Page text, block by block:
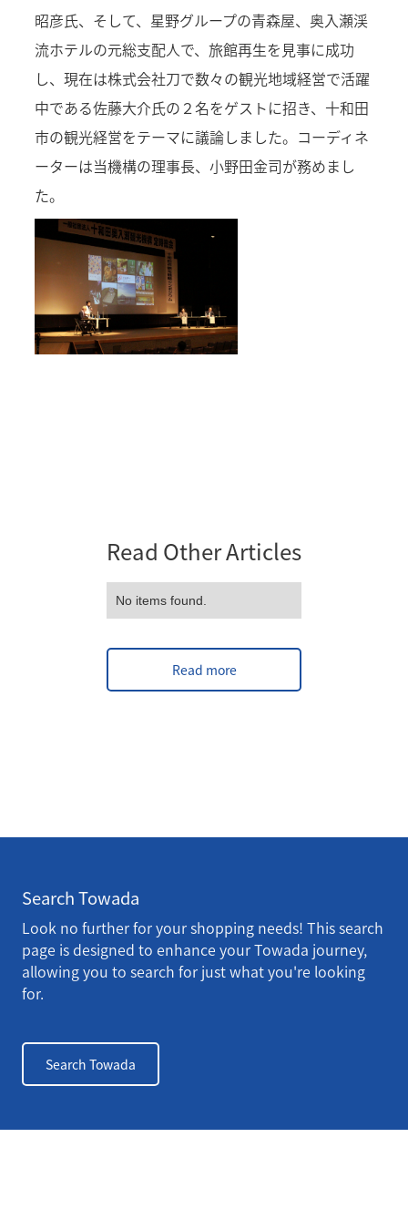
昭彦氏、そして、星野グループの青森屋、奥入瀬渓
流ホテルの元総支配人で、旅館再生を見事に成功
し、現在は株式会社刀で数々の観光地域経営で活躍
中である佐藤大介氏の２名をゲストに招き、十和田
市の観光経営をテーマに議論しました。コーディネ
ーターは当機構の理事長、小野田金司が務めまし
た。
Read Other Articles
No items found.
Read more
Search Towada
Look no further for your shopping needs! This search
page is designed to enhance your Towada journey,
allowing you to search for just what you're looking
for.
Search Towada